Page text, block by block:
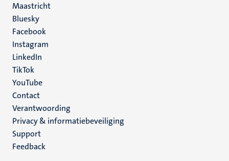
Maastricht
Social
media
Bluesky
Facebook
Instagram
LinkedIn
TikTok
YouTube
Menu
footer
(NL)
Contact
Verantwoording
Privacy & informatiebeveiliging
Support
Feedback